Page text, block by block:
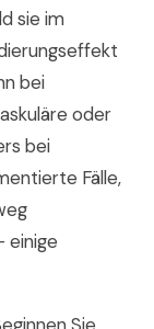
sie im
bei
oder
bei
Fälle,
einige